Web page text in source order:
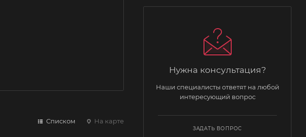
Списком На карте
Нужна консультация?
Наши специалисты ответят на любой
интересующий вопрос
ЗАДАТЬ ВОПРОС